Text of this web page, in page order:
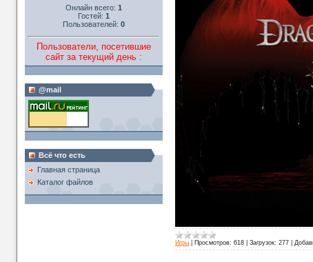
Онлайн всего: 1
Гостей: 1
Пользователей: 0
Пользователи, посетившие
сайт за текущий день :
@mail
Всё что есть
Главная страница
Каталог файлов
Игры Просмотров: 618 Загрузок: 277